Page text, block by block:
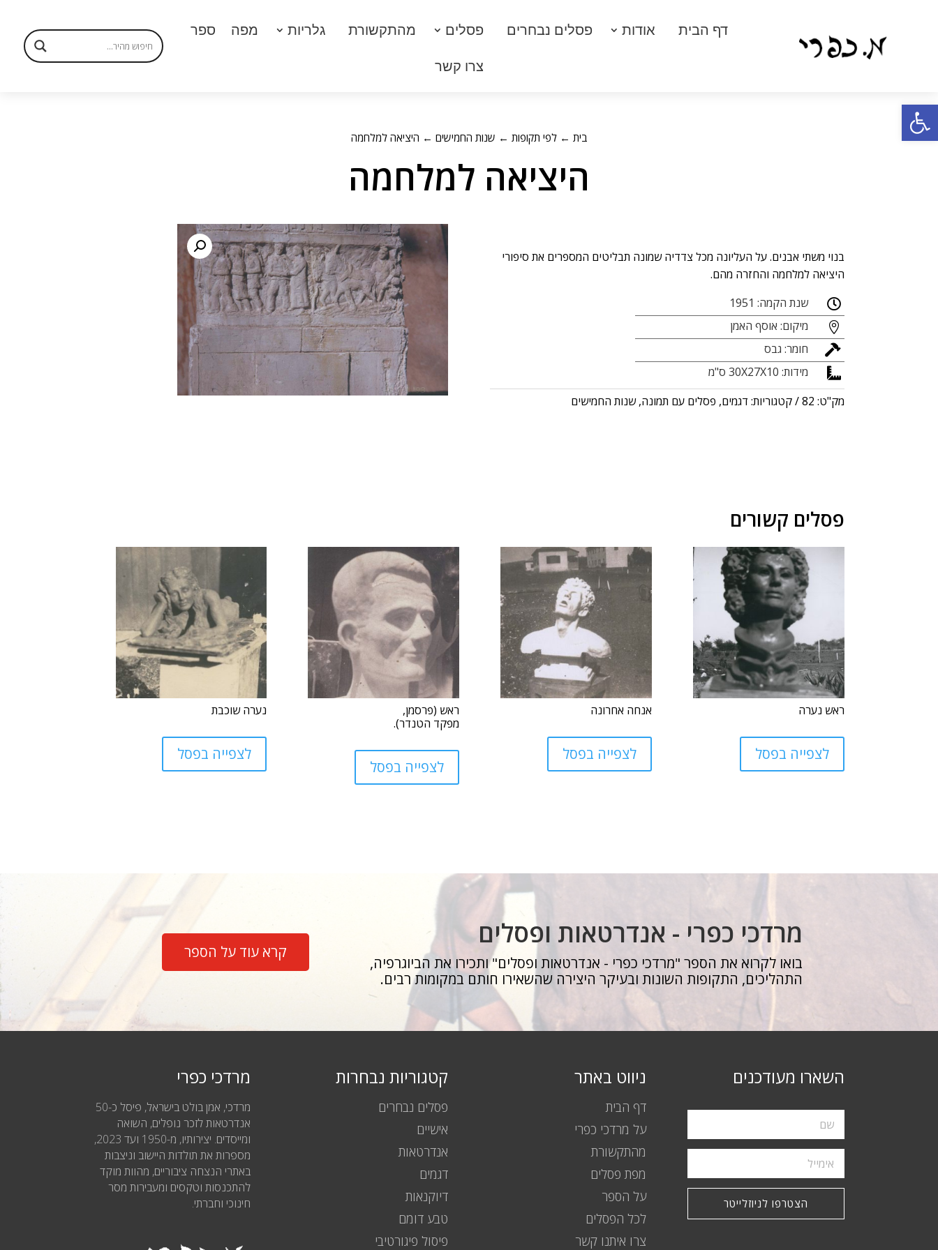
פתח סרגל נגישות
דף הבית אודות פסלים נבחרים פסלים מהתקשורת גלריות מפה
ספר
צרו קשר
בית ←לפי תקופות ← שנות החמישים ← היציאה למלחמה
היציאה למלחמה
בנוי משתי אבנים. על העליונה מכל צדדיה שמונה תבליטים המספרים את סיפורי
היציאה למלחמה והחזרה מהם.
 שנת הקמה: 1951
 מיקום: אוסף האמן
 חומר: גבס

מידות: 30X27X10 ס"מ
מק"ט: 82 קטגוריות: דגמים, פסלים עם תמונה,שנות החמישים
פסלים קשורים
ראש נערה
לצפייה בפסל
אנחה אחרונה
לצפייה בפסל
ראש (פרסמן,
מפקד הטנדר).
לצפייה בפסל
נערה שוכבת
לצפייה בפסל
מרדכי כפרי - אנדרטאות ופסלים
בואו לקרוא את הספר "מרדכי כפרי - אנדרטאות ופסלים" ותכירו את הביוגרפיה,
התהליכים, התקופות השונות ובעיקר היצירה שהשאירו חותם במקומות רבים.
קרא עוד על הספר
מרדכי כפרי
מרדכי, אמן בולט בישראל, פיסל כ-50
אנדרטאות לזכר נופלים, השואה
ומייסדים. יצירותיו, מ-1950 ועד 2023,
מספרות את תולדות היישוב וניצבות
באתרי הנצחה ציבוריים, מהוות מוקד
להתכנסות וטקסים ומעבירות מסר
חינוכי וחברתי.
קטגוריות נבחרות
פסלים נבחרים
אישיים
אנדרטאות
דגמים
דיוקנאות
טבע דומם
פיסול פיגורטיבי
ניווט באתר
דף הבית
על מרדכי כפרי
מהתקשורת
מפת פסלים
על הספר
לכל הפסלים
צרו איתנו קשר
השארו מעודכנים
הצטרפו לניוזלייטר